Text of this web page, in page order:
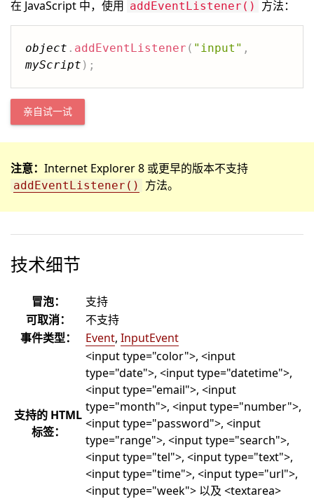
在 JavaScript 中，使用 addEventListener() 方法：
object . addEventListener ( "input" ,
myScript ) ;
亲自试一试
注意： Internet Explorer 8 或更早的版本不支持
addEventListener() 方法。
技术细节
冒泡：
支持
可取消：
不支持
事件类型：
Event, InputEvent
支持的 HTML
标签：
<input type="color">, <input
type="date">, <input type="datetime">,
<input type="email">, <input
type="month">, <input type="number">,
<input type="password">, <input
type="range">, <input type="search">,
<input type="tel">, <input type="text">,
<input type="time">, <input type="url">,
<input type="week"> 以及 <textarea>